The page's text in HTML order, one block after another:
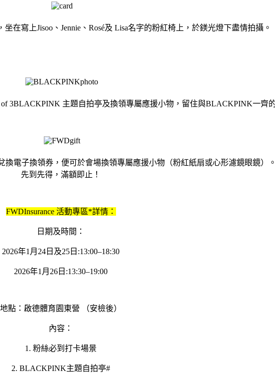
在寫上Jisoo、Jennie、Rosé及 Lisa名字的粉紅椅上，於鎂光燈下盡情拍攝。
3BLACKPINK 主題自拍亭及換領專屬應援小物，留住與BLACKPINK一齊
電子換領券，便可於會場換領專屬應援小物（粉紅紙扇或心形濾鏡眼鏡）
先到先得，滿額即止！
FWDInsurance 活動專區*詳情：
日期及時間：
2026年1月24日及25日:13:00–18:30
2026年1月26日:13:30–19:00
地點：啟德體育園東營 （安檢後）
內容：
1. 粉絲必到打卡場景
2. BLACKPINK主題自拍亭#